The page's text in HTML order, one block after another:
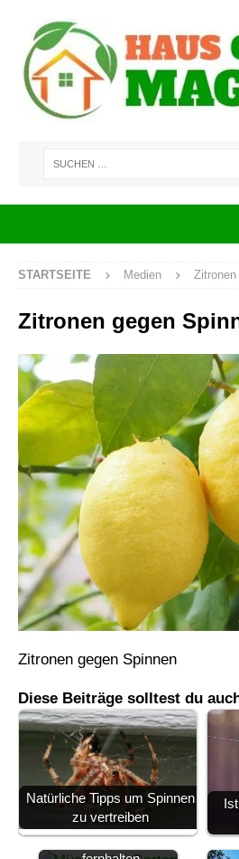
STARTSEITE Medien
Zitronen gegen
Zitronen gegen Spinnen
Diese Beiträge solltest du
Natürliche Tipps um Spinnen
zu vertreiben
12 Pflanzen für Ihren
Garten, die Mücken